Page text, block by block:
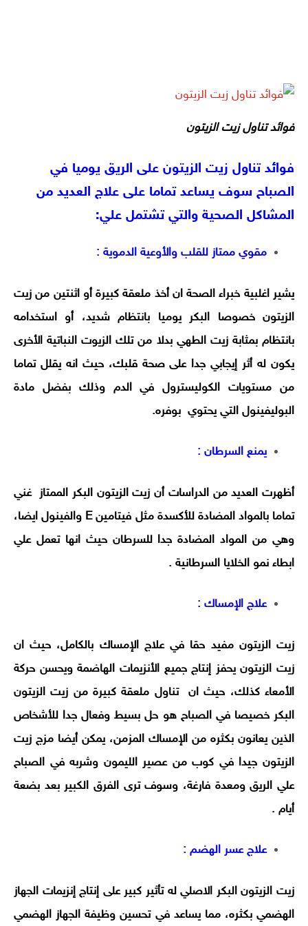
فوائد تناول زيت الزيتون
فوائد تناول زيت الزيتون على الريق يوميا في
الصباح سوف يساعد تماما على علاج العديد من
المشاكل الصحية والتي تشتمل علي:
مقوي ممتاز للقلب والأوعية الدموية :
يشير اغلبية خبراء الصحة ان أخذ ملعقة كبيرة أو اثنتين من زيت
الزيتون خصوصا البكر يوميا بانتظام شديد، أو استخدامه
بانتظام بمثابة زيت الطهي بدلا من تلك الزيوت النباتية الأخرى
يكون له أثر إيجابي جدا على صحة قلبك، حيث انه يقلل تماما
من مستويات الكوليسترول في الدم وذلك بفضل مادة
البوليفينول التي يحتوي بوفره.
يمنع السرطان :
أظهرت العديد من الدراسات أن زيت الزيتون البكر الممتاز غني
تماما بالمواد المضادة للأكسدة مثل فيتامين E والفينول ايضا،
وهي من المواد المضادة جدا للسرطان حيث انها تعمل علي
ابطاء نمو الخلايا السرطانية .
علاج الإمساك :
زيت الزيتون مفيد حقا في علاج الإمساك بالكامل، حيث ان
زيت الزيتون يحفز إنتاج جميع الأنزيمات الهاضمة ويحسن حركة
الأمعاء كذلك، حيث ان تناول ملعقة كبيرة من زيت الزيتون
البكر خصيصا في الصباح هو حل بسيط وفعال جدا للأشخاص
الذين يعانون بكثره من الإمساك المزمن، يمكن أيضا مزج زيت
الزيتون جيدا في كوب من عصير الليمون وشربه في الصباح
علي الريق ومعدة فارغة، وسوف ترى الفرق الكبير بعد بضعة
أيام .
علاج عسر الهضم :
زيت الزيتون البكر الاصلي له تأثير كبير على إنتاج إنزيمات الجهاز
الهضمي بكثره، مما يساعد في تحسين وظيفة الجهاز الهضمي